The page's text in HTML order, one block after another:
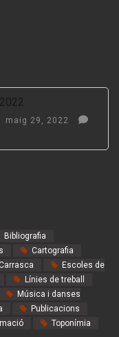
maig 29, 2022
Bibliografia
Cartografia
Escoles de
Línies de treball
Música i danses
Publicacions
Toponímia